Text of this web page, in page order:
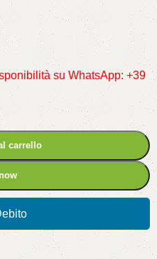
su WhatsApp: +39
carrello